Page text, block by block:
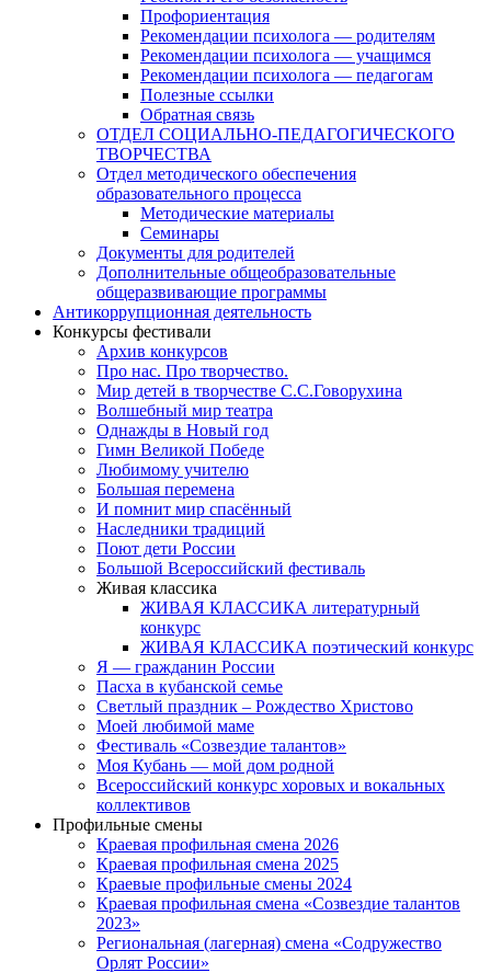
Профориентация
Рекомендации психолога — родителям
Рекомендации психолога — учащимся
Рекомендации психолога — педагогам
Полезные ссылки
Обратная связь
ОТДЕЛ СОЦИАЛЬНО-ПЕДАГОГИЧЕСКОГО
ТВОРЧЕСТВА
Отдел методического обеспечения
образовательного процесса
Методические материалы
Семинары
Документы для родителей
Дополнительные общеобразовательные
общеразвивающие программы
Антикоррупционная деятельность
Конкурсы фестивали
Архив конкурсов
Про нас. Про творчество.
Мир детей в творчестве С.С.Говорухина
Волшебный мир театра
Однажды в Новый год
Гимн Великой Победе
Любимому учителю
Большая перемена
И помнит мир спасённый
Наследники традиций
Поют дети России
Большой Всероссийский фестиваль
Живая классика
ЖИВАЯ КЛАССИКА литературный
конкурс
ЖИВАЯ КЛАССИКА поэтический конкурс
Я — гражданин России
Пасха в кубанской семье
Светлый праздник – Рождество Христово
Моей любимой маме
Фестиваль «Созвездие талантов»
Моя Кубань — мой дом родной
Всероссийский конкурс хоровых и вокальных
коллективов
Профильные смены
Краевая профильная смена 2026
Краевая профильная смена 2025
Краевые профильные смены 2024
Краевая профильная смена «Созвездие талантов
2023»
Региональная (лагерная) смена «Содружество
Орлят России»